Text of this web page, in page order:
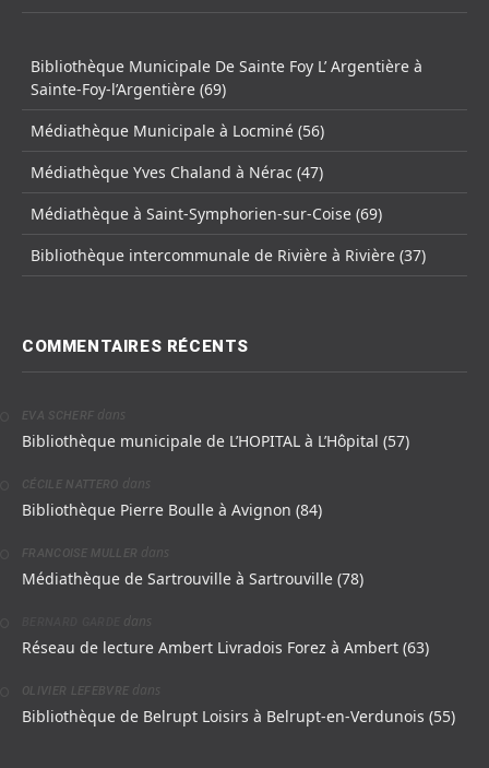
Bibliothèque Municipale De Sainte Foy L’ Argentière à
Sainte-Foy-l’Argentière (69)
Médiathèque Municipale à Locminé (56)
Médiathèque Yves Chaland à Nérac (47)
Médiathèque à Saint-Symphorien-sur-Coise (69)
Bibliothèque intercommunale de Rivière à Rivière (37)
COMMENTAIRES RÉCENTS
EVA SCHERF dans
Bibliothèque municipale de L’HOPITAL à L’Hôpital (57)
CÉCILE NATTERO dans
Bibliothèque Pierre Boulle à Avignon (84)
FRANCOISE MULLER dans
Médiathèque de Sartrouville à Sartrouville (78)
dans
Réseau de lecture Ambert Livradois Forez à Ambert (63)
OLIVIER LEFEBVRE dans
Bibliothèque de Belrupt Loisirs à Belrupt-en-Verdunois (55)